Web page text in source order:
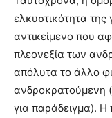
ελκυστικότητα της
αντικείμενο που
πλεονεξία των
απόλυτα το άλλο
ανδροκρατούμενη
για παράδειγμα). Η